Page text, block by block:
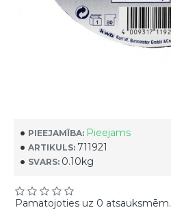
PIEEJAMĪBA: Pieejams
ARTIKULS: 711921
SVARS: 0.10kg
Pamatojoties uz 0 atsauksmēm.